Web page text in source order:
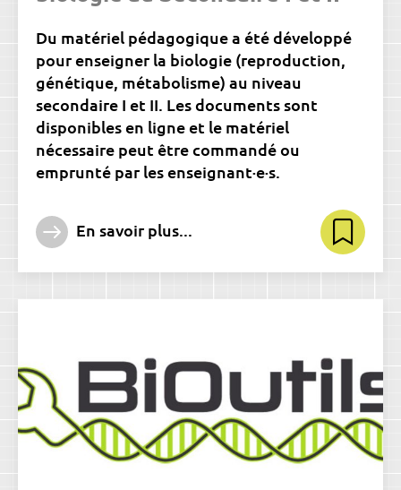
Du matériel pédagogique a été développé
pour enseigner la biologie (reproduction,
génétique, métabolisme) au niveau
secondaire I et II. Les documents sont
disponibles en ligne et le matériel
nécessaire peut être commandé ou
emprunté par les enseignant·e·s.
En savoir plus...